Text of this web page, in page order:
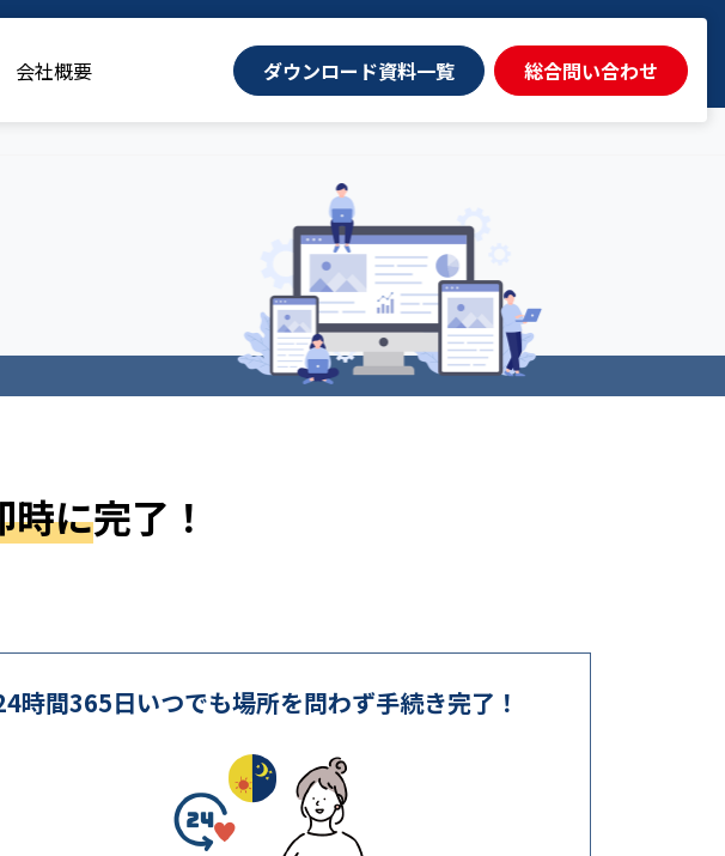
会社概要 ダウンロード資料一覧 総合問い合わせ
時に完了！
時間365日いつでも場所を問わず手続き完了！